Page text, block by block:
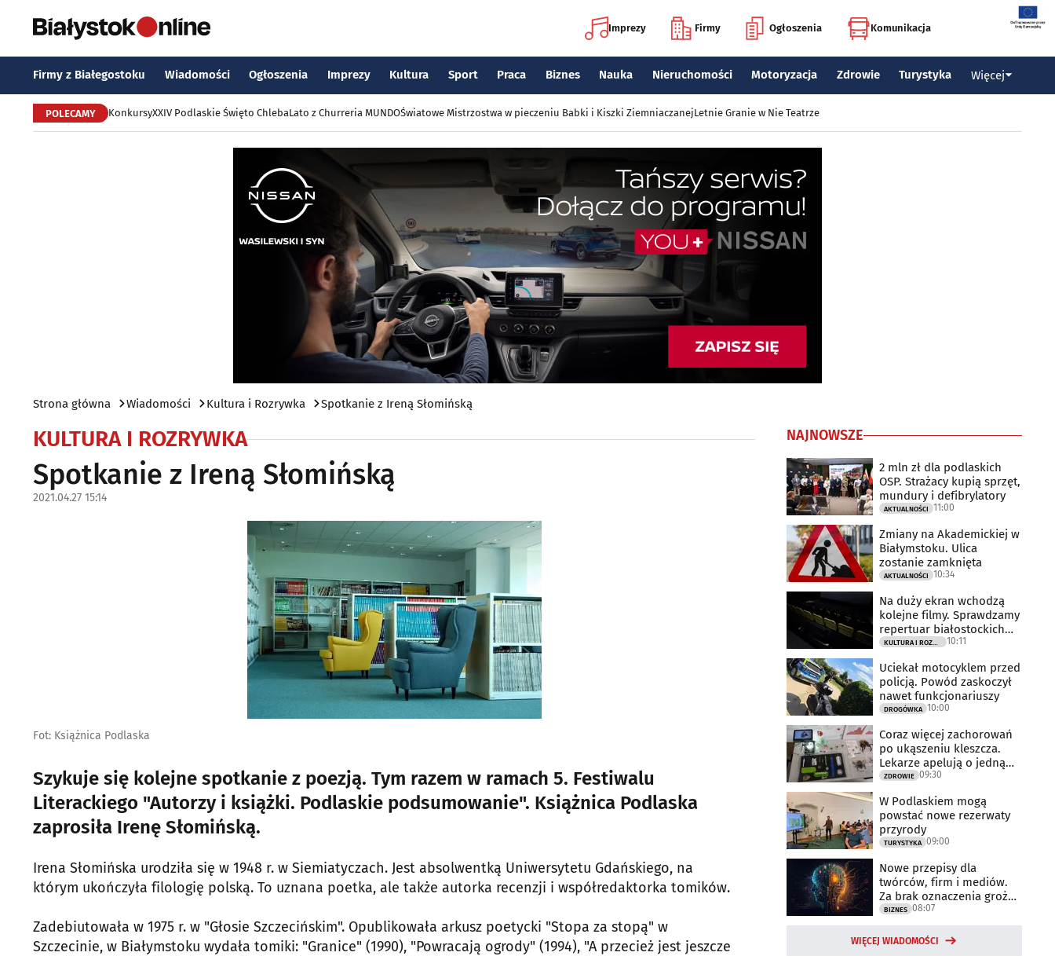
Imprezy Firmy Ogłoszenia Komunikacja
Firmy z Białegostoku Wiadomości Ogłoszenia Imprezy Kultura Sport Praca Biznes Nauka Nieruchomości Motoryzacja Zdrowie Turystyka Więcej
POLECAMY KonkursyXXIV Podlaskie Święto ChlebaLato z Churreria MUNDOŚwiatowe Mistrzostwa w pieczeniu Babki i Kiszki ZiemniaczanejLetnie Granie w Nie Teatrze
Strona główna Wiadomości Kultura i Rozrywka Spotkanie z Ireną Słomińską
KULTURA I ROZRYWKA
Spotkanie z Ireną Słomińską
2021.04.27 15:14
Fot: Książnica Podlaska
Szykuje się kolejne spotkanie z poezją. Tym razem w ramach 5. Festiwalu
Literackiego "Autorzy i książki. Podlaskie podsumowanie". Książnica Podlaska
zaprosiła Irenę Słomińską.
Irena Słomińska urodziła się w 1948 r. w Siemiatyczach. Jest absolwentką Uniwersytetu Gdańskiego, na
którym ukończyła filologię polską. To uznana poetka, ale także autorka recenzji i współredaktorka tomików.
Zadebiutowała w 1975 r. w "Głosie Szczecińskim". Opublikowała arkusz poetycki "Stopa za stopą" w
Szczecinie, w Białymstoku wydała tomiki: "Granice" (1990), "Powracają ogrody" (1994), "A przecież jest jeszcze
NAJNOWSZE
2 mln zł dla podlaskich
OSP. Strażacy kupią sprzęt,
mundury i defibrylatory
AKTUALNOŚCI 11:00
Zmiany na Akademickiej w
Białymstoku. Ulica
zostanie zamknięta
AKTUALNOŚCI 10:34
Na duży ekran wchodzą
kolejne filmy. Sprawdzamy
repertuar białostockich
kin
10:11
Uciekał motocyklem przed
policją. Powód zaskoczył
nawet funkcjonariuszy
DROGÓWKA 10:00
Coraz więcej zachorowań
po ukąszeniu kleszcza.
Lekarze apelują o jedną
rzecz
ZDROWIE 09:30
W Podlaskiem mogą
powstać nowe rezerwaty
przyrody
TURYSTYKA 09:00
Nowe przepisy dla
twórców, firm i mediów.
Za brak oznaczenia grożą
milionowe
BIZNES 08:07
WIĘCEJ WIADOMOŚCI